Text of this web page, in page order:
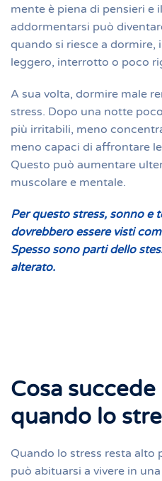
mente è piena di pensieri e
addormentarsi può
quando si riesce a dormire,
leggero, interrotto o poco
A sua volta, dormire male
stress. Dopo una notte
più irritabili, meno
meno capaci di affrontare
Questo può aumentare
muscolare e mentale.
Per questo stress, sonno e
dovrebbero essere visti
Spesso sono parti dello
alterato.
Cosa
quando lo
Quando lo stress resta
può abituarsi a vivere in